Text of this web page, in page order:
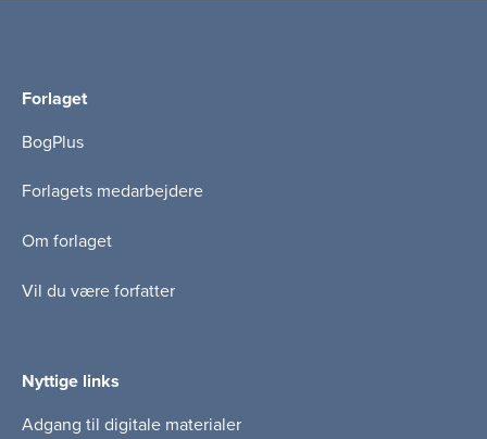
Forlaget
BogPlus
Forlagets medarbejdere
Om forlaget
Vil du være forfatter
Nyttige links
Adgang til digitale materialer